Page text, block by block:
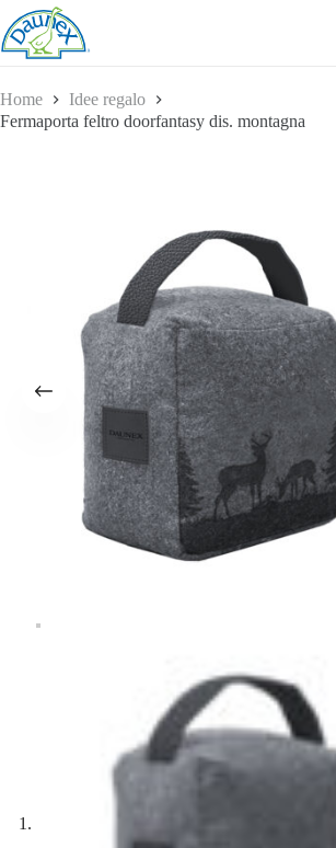
Salta
al
contenuto
Home
Idee regalo
Fermaporta feltro doorfantasy dis. montagna